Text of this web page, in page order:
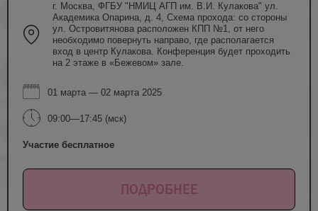
г. Москва, ФГБУ "НМИЦ АГП им. В.И. Кулакова" ул.
Академика Опарина, д. 4, Схема прохода: со стороны
ул. Островитянова расположен КПП №1, от него
необходимо повернуть направо, где располагается
вход в центр Кулакова. Конференция будет проходить
на 2 этаже в «Бежевом» зале.
01 марта — 02 марта 2025
09:00—17:45 (мск)
Участие бесплатное
ПОДРОБНЕЕ